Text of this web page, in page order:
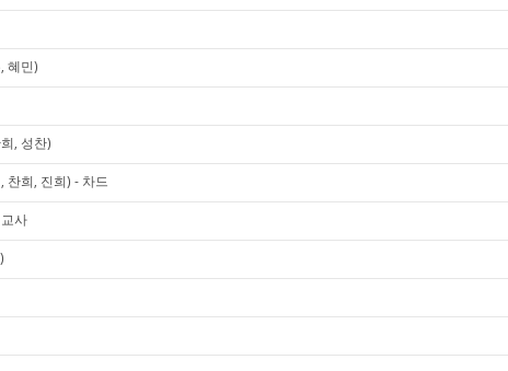
혜민)
, 성찬)
찬희, 진희) - 차드
사